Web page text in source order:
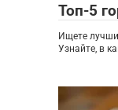
Топ-5
Ищете
Узнайте, в